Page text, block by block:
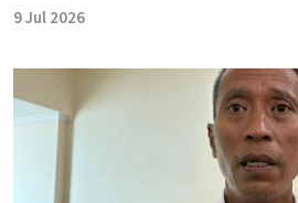
9 Jul 2026